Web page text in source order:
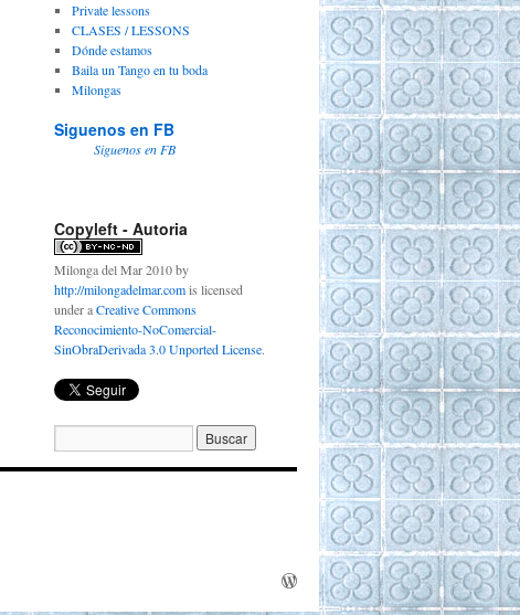
Private lessons
CLASES / LESSONS
Dónde estamos
Baila un Tango en tu boda
Milongas
Siguenos en FB
Siguenos en FB
Copyleft - Autoria
Milonga del Mar 2010by
http://milongadelmar.comis licensed
under aCreative Commons
Reconocimiento-NoComercial-
SinObraDerivada 3.0 Unported License.